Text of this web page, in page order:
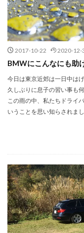
2017-10-22 2020-12-
BMWにこんなにも助
今日は東京近郊は一日中は
久しぶりに息子の習い事も
この雨の中、私たちドライ
いうことを思い知らされまし